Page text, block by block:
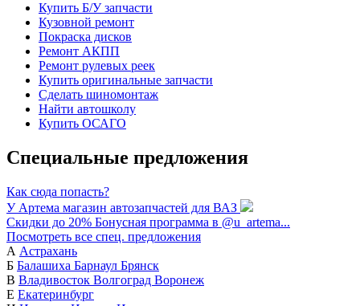
Купить Б/У запчасти
Кузовной ремонт
Покраска дисков
Ремонт АКПП
Ремонт рулевых реек
Купить оригинальные запчасти
Сделать шиномонтаж
Найти автошколу
Купить ОСАГО
Специальные предложения
Как сюда попасть?
У Артема магазин автозапчастей для ВАЗ
Скидки до 20% Бонусная программа в @u_artema...
Посмотреть все спец. предложения
А Астрахань
Б Балашиха Барнаул Брянск
В Владивосток Волгоград Воронеж
Е Екатеринбург